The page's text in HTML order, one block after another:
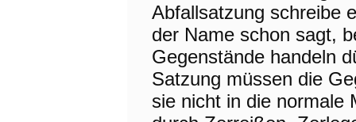
Abfallsatzung schreibe
der Name schon sagt,
Gegenstände handeln
Satzung müssen die
sie nicht in die normale